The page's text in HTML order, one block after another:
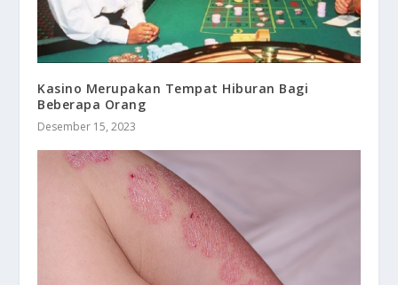
Kasino Merupakan Tempat Hiburan Bagi
Beberapa Orang
Desember 15, 2023